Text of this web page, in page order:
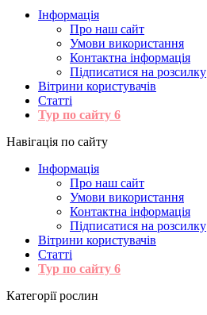
Інформація
Про наш сайт
Умови використання
Контактна інформація
Підписатися на розсилку
Вітрини користувачів
Статті
Тур по сайту 6
Навігація по сайту
Інформація
Про наш сайт
Умови використання
Контактна інформація
Підписатися на розсилку
Вітрини користувачів
Статті
Тур по сайту 6
Категорії рослин